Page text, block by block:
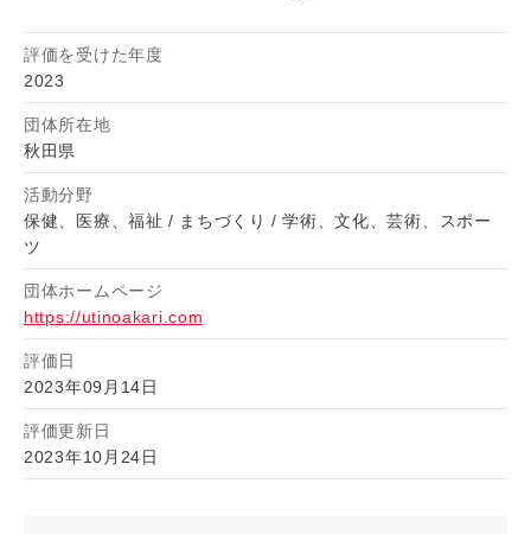
評価を受けた年度
2023
団体所在地
秋田県
活動分野
保健、医療、福祉
まちづくり
学術、文化、芸術、スポー
ツ
団体ホームページ
https://utinoakari.com
評価日
2023年09月14日
評価更新日
2023年10月24日